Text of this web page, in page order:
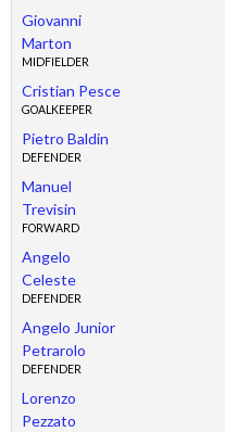
Giovanni
Marton
MIDFIELDER
Cristian Pesce
GOALKEEPER
Pietro Baldin
DEFENDER
Manuel
Trevisin
FORWARD
Angelo
Celeste
DEFENDER
Angelo Junior
Petrarolo
DEFENDER
Lorenzo
Pezzato